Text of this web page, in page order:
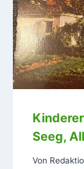
Seeg,
Von